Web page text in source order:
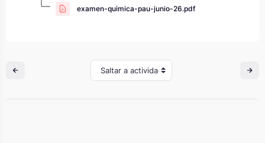
examen-quimica-pau-junio-26.pdf
Saltar a actividad